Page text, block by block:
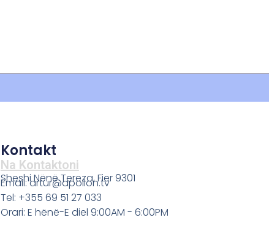
Kontakt
Na Kontaktoni
Sheshi Nënë Tereza, Fier 9301
Email: artur@apollon.tv
Tel: +355 69 51 27 033
Orari: E hënë-E diel 9:00AM - 6:00PM